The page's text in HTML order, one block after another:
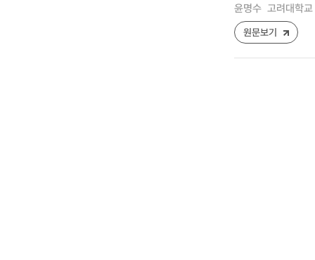
윤명수 고려대학
원문보기